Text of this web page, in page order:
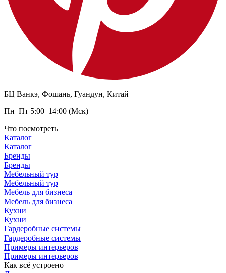
БЦ Ванкэ, Фошань, Гуандун, Китай
Пн–Пт 5:00–14:00 (Мск)
Что посмотреть
Каталог
Каталог
Бренды
Бренды
Мебельный тур
Мебельный тур
Мебель для бизнеса
Мебель для бизнеса
Кухни
Кухни
Гардеробные системы
Гардеробные системы
Примеры интерьеров
Примеры интерьеров
Как всё устроено